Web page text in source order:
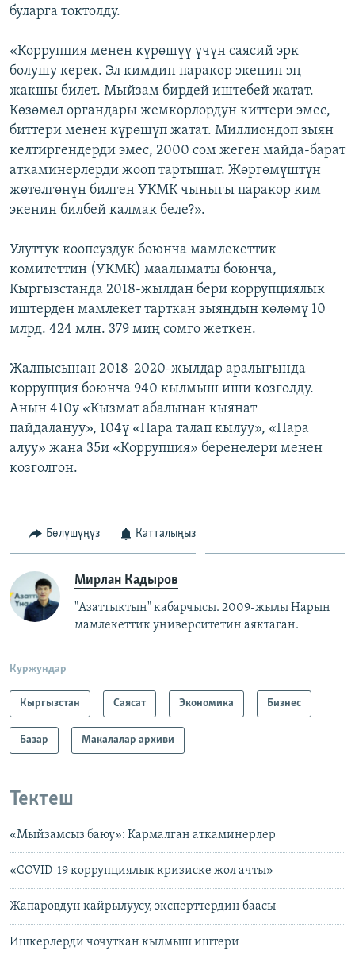
буларга токтолду.
«Коррупция менен күрөшүү үчүн саясий эрк
болушу керек. Эл кимдин паракор экенин эң
жакшы билет. Мыйзам бирдей иштебей жатат.
Көзөмөл органдары жемкорлордун киттери эмес,
биттери менен күрөшүп жатат. Миллиондоп зыян
келтиргендерди эмес, 2000 сом жеген майда-барат
аткаминерлерди жооп тартышат. Жөргөмүштүн
жөтөлгөнүн билген УКМК чыныгы паракор ким
экенин билбей калмак беле?».
Улуттук коопсуздук боюнча мамлекеттик
комитеттин (УКМК) маалыматы боюнча,
Кыргызстанда 2018-жылдан бери коррупциялык
иштерден мамлекет тарткан зыяндын көлөмү 10
млрд. 424 млн. 379 миң сомго жеткен.
Жалпысынан 2018-2020-жылдар аралыгында
коррупция боюнча 940 кылмыш иши козголду.
Анын 410у «Кызмат абалынан кыянат
пайдалануу», 104ү «Пара талап кылуу», «Пара
алуу» жана 35и «Коррупция» беренелери менен
козголгон.
Бөлүшүңүз Катталыңыз
Мирлан Кадыров
"Азаттыктын" кабарчысы. 2009-жылы Нарын
мамлекеттик университетин аяктаган.
Куржундар
Кыргызстан Саясат Экономика Бизнес
Базар Макалалар архиви
Тектеш
«Мыйзамсыз баюу»: Кармалган аткаминерлер
«СOVID-19 коррупциялык кризиске жол ачты»
Жапаровдун кайрылуусу, эксперттердин баасы
Ишкерлерди чочуткан кылмыш иштери